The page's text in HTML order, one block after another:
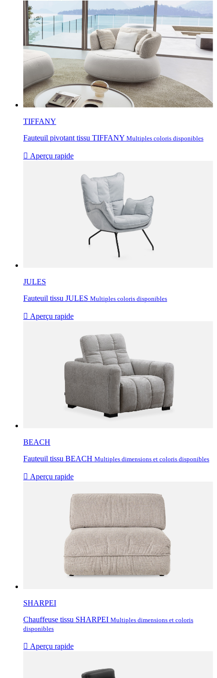
TIFFANY
Fauteuil pivotant tissu TIFFANY Multiples coloris disponibles
 Aperçu rapide
JULES
Fauteuil tissu JULES Multiples coloris disponibles
 Aperçu rapide
BEACH
Fauteuil tissu BEACH Multiples dimensions et coloris disponibles
 Aperçu rapide
SHARPEI
Chauffeuse tissu SHARPEI Multiples dimensions et coloris
disponibles
 Aperçu rapide